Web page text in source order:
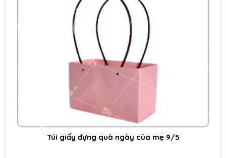
Túi giấy đựng quà ngày của mẹ 9/5